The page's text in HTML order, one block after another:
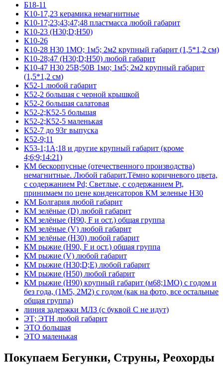
Б18-11
К10-17,23 керамика немагнитные
К10-17;23;43;47;48 пластмасса любой габарит
К10-23 (Н30;D;Н50)
К10-26
К10-28 Н30 1МО; 1м5; 2м2 крупный габарит (1,5*1,2 см)
К10-28;47 (Н30;D;Н50) любой габарит
К10-47 Н30 25В;50В 1мо; 1м5; 2м2 крупный габарит
(1,5*1,2 см)
К52-1 любой габарит
К52-2 большая с черной крышкой
К52-2 большая салатовая
К52-2;К52-5 большая
К52-2;К52-5 маленькая
К52-7 до 93г выпуска
К52-9;11
К53-1;1А;18 и другие крупный габарит (кроме
4;6;9;14:21)
КМ бескорпусные (отечественного производства)
немагнитные. Любой габарит.Тёмно коричневого цвета,
с содержанием Pd; Светлые, с содержанием Pt,
принимаем по цене конденсаторов КМ зеленые Н30
КМ Болгария любой габарит
КМ зелёные (D) любой габарит
КМ зелёные (H90, F и ост.) общая группа
КМ зелёные (V) любой габарит
КМ зелёные (Н30) любой габарит
КМ рыжие (H90, F и ост.) общая группа
КМ рыжие (V) любой габарит
КМ рыжие (Н30;D;E) любой габарит
КМ рыжие (Н50) любой габарит
КМ рыжие (Н90) крупный габарит (м68;1МО) с годом и
без года, (1М5, 2М2) с годом (как на фото, все остальные
общая группа)
линия задержки МЛЗ (с буквой С не идут)
ЭТ; ЭТН любой габарит
ЭТО большая
ЭТО маленькая
Покупаем Бегунки, Струны, Реохорды